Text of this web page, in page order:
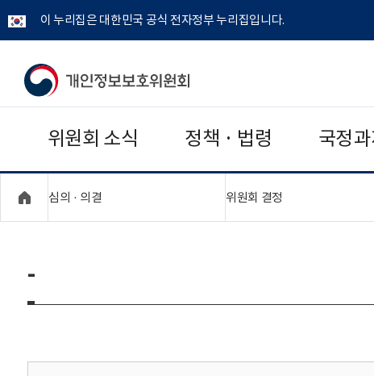
이 누리집은 대한민국 공식 전자정부 누리집입니다.
개
보
보
위
위원회 소식 정책 · 법령 국정과
심의 · 의결 위원회 결정
-